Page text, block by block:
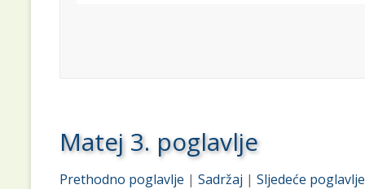
Matej 3. poglavlje
Prethodno poglavlje | Sadržaj | Sljedeće poglavlje